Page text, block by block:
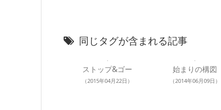
同じタグが含まれる記事
ストップ&ゴー
（2015年04月22日）
始まりの構図
（2014年06月09日）